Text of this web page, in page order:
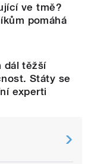
ve tmě?
pomáhá
dál těžší
Státy se
experti